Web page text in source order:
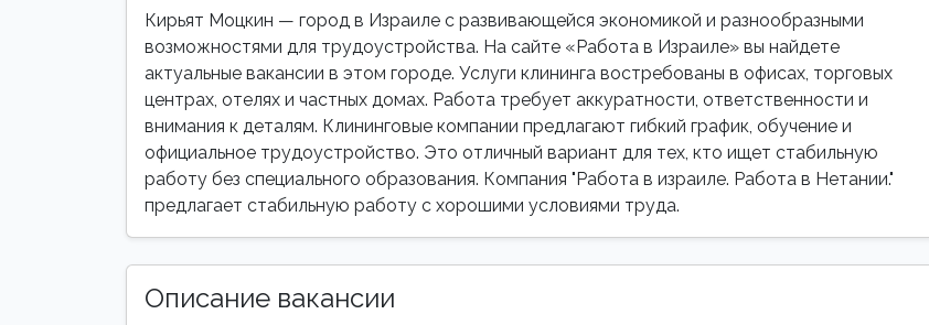
Кирьят Моцкин — город в Израиле с развивающейся экономикой и разнообразными
возможностями для трудоустройства. На сайте «Работа в Израиле» вы найдете
актуальные вакансии в этом городе. Услуги клининга востребованы в офисах, торговых
центрах, отелях и частных домах. Работа требует аккуратности, ответственности и
внимания к деталям. Клининговые компании предлагают гибкий график, обучение и
официальное трудоустройство. Это отличный вариант для тех, кто ищет стабильную
работу без специального образования. Компания "Работа в израиле. Работа в Нетании."
предлагает стабильную работу с хорошими условиями труда.
Описание вакансии